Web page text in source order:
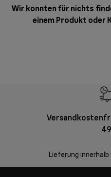
Wir konnten für nichts
einem Produkt oder
Lieferung